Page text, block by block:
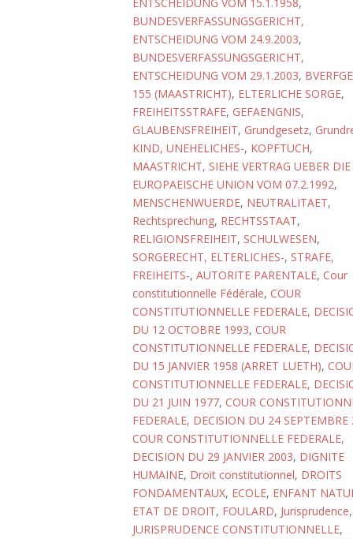
BUNDESVERFASSUNGSGERICHT,
ENTSCHEIDUNG VOM 24.9.2003,
BUNDESVERFASSUNGSGERICHT,
ENTSCHEIDUNG VOM 29.1.2003,
155 (MAASTRICHT), ELTERLICHE SORGE,
FREIHEITSSTRAFE, GEFAENGNIS,
GLAUBENSFREIHEIT, Grundgesetz,
KIND, UNEHELICHES-, KOPFTUCH,
MAASTRICHT, SIEHE VERTRAG UEBER DIE
EUROPAEISCHE UNION VOM 07.2.1992,
MENSCHENWUERDE, NEUTRALITAET,
Rechtsprechung, RECHTSSTAAT,
RELIGIONSFREIHEIT, SCHULWESEN,
SORGERECHT, ELTERLICHES-, STRAFE,
FREIHEITS-, AUTORITE PARENTALE, Cour
constitutionnelle Fédérale, COUR
CONSTITUTIONNELLE FEDERALE,
DU 12 OCTOBRE 1993, COUR
CONSTITUTIONNELLE FEDERALE,
DU 15 JANVIER 1958 (ARRET LUETH),
CONSTITUTIONNELLE FEDERALE,
DU 21 JUIN 1977, COUR
FEDERALE, DECISION DU 24 SEPTEMBRE
COUR CONSTITUTIONNELLE FEDERALE,
DECISION DU 29 JANVIER 2003, DIGNITE
HUMAINE, Droit constitutionnel, DROITS
FONDAMENTAUX, ECOLE, ENFANT
ETAT DE DROIT, FOULARD, Jurisprudence,
JURISPRUDENCE CONSTITUTIONNELLE,